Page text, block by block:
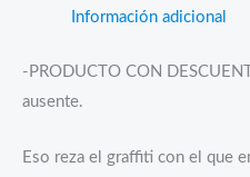
Información adicional
-PRODUCTO CON
ausente.
Eso reza el graffiti con el que